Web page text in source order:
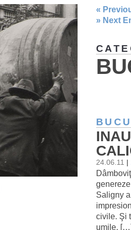
«
» Next
24.06.11
Saligny
civile. Şi
umile,